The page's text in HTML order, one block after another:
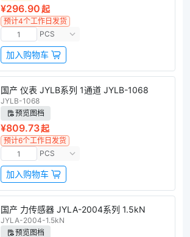
¥296.90起
预计4个工作日发货
PCS
加入购物车
国产 仪表 JYLB系列 1通道 JYLB-1068
JYLB-1068
预览图档
¥809.73起
预计6个工作日发货
PCS
加入购物车
国产 力传感器 JYLA-2004系列 1.5kN
JYLA-2004-1.5kN
预览图档